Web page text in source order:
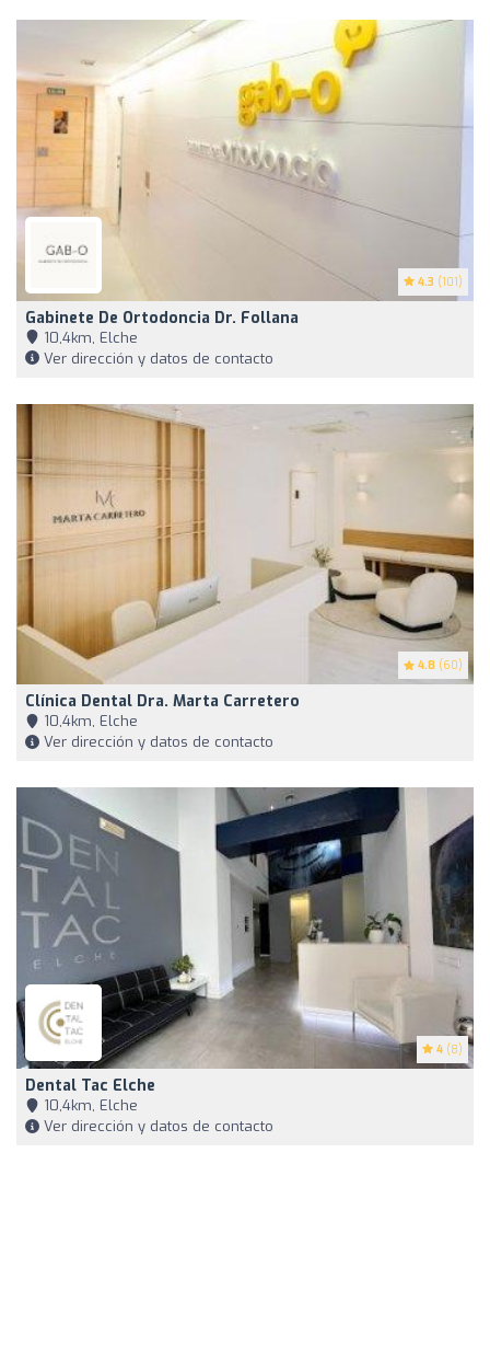
4.3 (101)
Gabinete De Ortodoncia Dr. Follana
10,4km, Elche
Ver dirección y datos de contacto
4.8 (60)
Clínica Dental Dra. Marta Carretero
10,4km, Elche
Ver dirección y datos de contacto
4 (8)
Dental Tac Elche
10,4km, Elche
Ver dirección y datos de contacto